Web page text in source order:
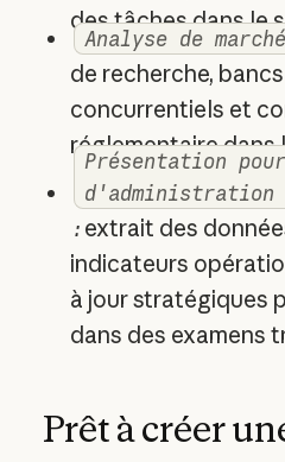
des tâches dans le
Analyse de marché
de recherche,
concurrentiels et
réglementaire dans
Présentation
d'administration
:extrait des
indicateurs
à jour stratégiques
dans des examens
Prêt à créer